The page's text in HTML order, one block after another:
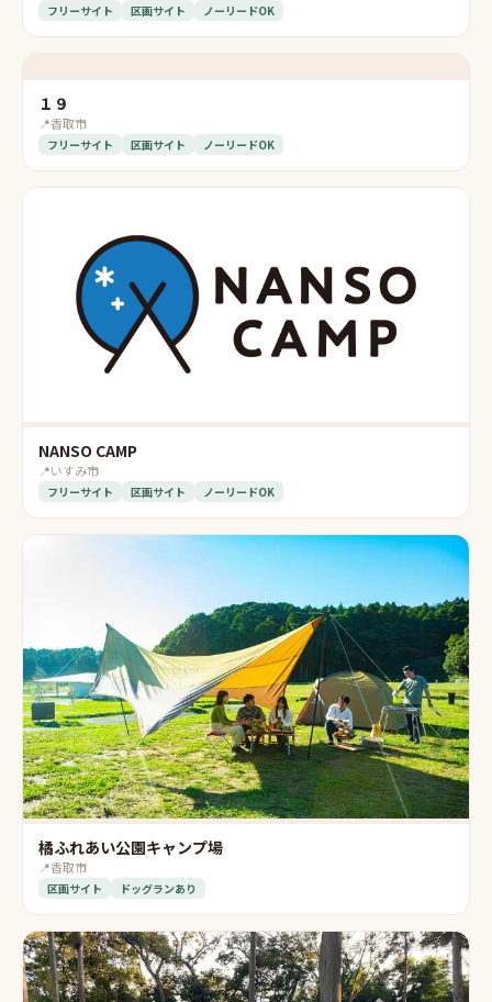
フリーサイト 区画サイト ノーリードOK
１９
📍香取市
フリーサイト 区画サイト ノーリードOK
NANSO CAMP
📍いすみ市
フリーサイト 区画サイト ノーリードOK
橘ふれあい公園キャンプ場
📍香取市
区画サイト ドッグランあり